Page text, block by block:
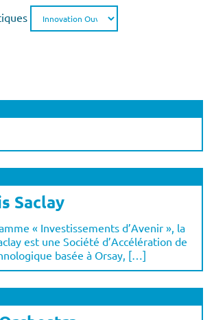
Saclay
« Investissements d’Avenir », la
est une Société d’Accélération de
basée à Orsay, […]